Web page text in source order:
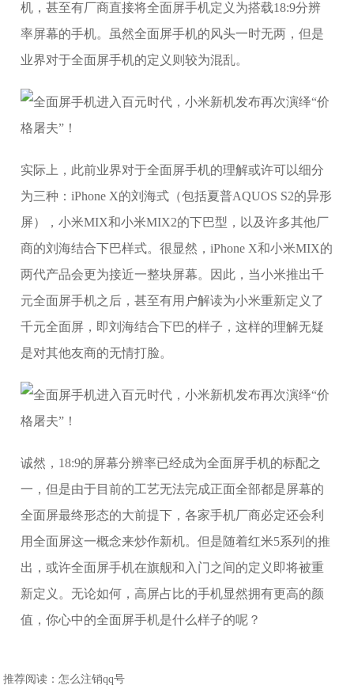
机，甚至有厂商直接将全面屏手机定义为搭载18:9分辨
率屏幕的手机。虽然全面屏手机的风头一时无两，但是
业界对于全面屏手机的定义则较为混乱。
实际上，此前业界对于全面屏手机的理解或许可以细分
为三种：iPhone X的刘海式（包括夏普AQUOS S2的异形
屏），小米MIX和小米MIX2的下巴型，以及许多其他厂
商的刘海结合下巴样式。很显然，iPhone X和小米MIX的
两代产品会更为接近一整块屏幕。因此，当小米推出千
元全面屏手机之后，甚至有用户解读为小米重新定义了
千元全面屏，即刘海结合下巴的样子，这样的理解无疑
是对其他友商的无情打脸。
诚然，18:9的屏幕分辨率已经成为全面屏手机的标配之
一，但是由于目前的工艺无法完成正面全部都是屏幕的
全面屏最终形态的大前提下，各家手机厂商必定还会利
用全面屏这一概念来炒作新机。但是随着红米5系列的推
出，或许全面屏手机在旗舰和入门之间的定义即将被重
新定义。无论如何，高屏占比的手机显然拥有更高的颜
值，你心中的全面屏手机是什么样子的呢？
推荐阅读：怎么注销qq号